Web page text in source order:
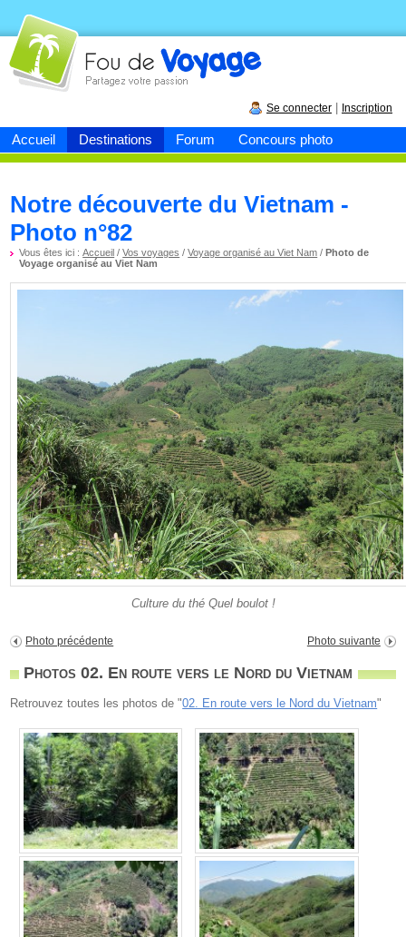
Accueil Destinations Forum Concours photo
Fou devoyage
Se connecter Inscription
Notre découverte du Vietnam -
Photo n°82
Vous êtes ici :Accueil /Vos voyages /Voyage organisé au Viet Nam /Photo de
Voyage organisé au Viet Nam
Culture du thé Quel boulot !
Photo précédente Photo suivante
Photos 02. En route vers le Nord du Vietnam
Retrouvez toutes les photos de "02. En route vers le Nord du Vietnam"